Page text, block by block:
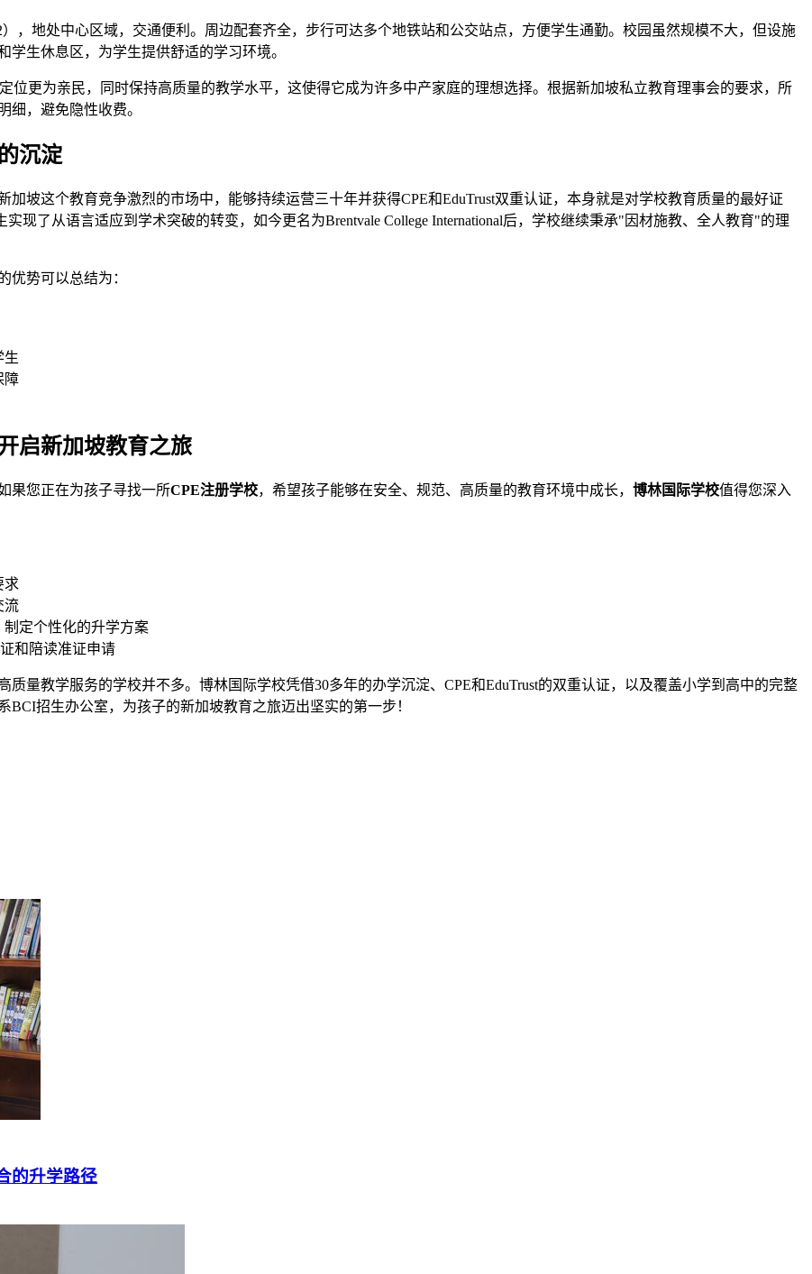
），地处中心区域，交通便利。周边配套齐全，步行可达多个地铁站和公交站点，方便学生通勤。校园虽然规模不大，但设施
生休息区，为学生提供舒适的学习环境。
位更为亲民，同时保持高质量的教学水平，这使得它成为许多中产家庭的理想选择。根据新加坡私立教育理事会的要求，所
细，避免隐性收费。
沉淀
加坡这个教育竞争激烈的市场中，能够持续运营三十年并获得CPE和EduTrust双重认证，本身就是对学校教育质量的最好证
实现了从语言适应到学术突破的转变，如今更名为Brentvale College International后，学校继续秉承"因材施教、全人教育"的理
优势可以总结为：
生
障
启新加坡教育之旅
果您正在为孩子寻找一所CPE注册学校，希望孩子能够在安全、规范、高质量的教育环境中成长， 博林国际学校值得您深入
求
流
定个性化的升学方案
和陪读准证申请
量教学服务的学校并不多。博林国际学校凭借30多年的办学沉淀、CPE和EduTrust的双重认证，以及覆盖小学到高中的完整
招生办公室，为孩子的新加坡教育之旅迈出坚实的第一步！
的升学路径